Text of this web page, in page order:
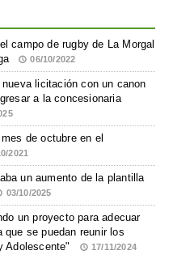
campo de rugby de La Morgal
06/10/2022
licitación con un canon
a la concesionaria
de octubre en el
2021
un aumento de la plantilla
03/10/2025
un proyecto para adecuar
que se puedan reunir los
Adolescente"
17/11/2024